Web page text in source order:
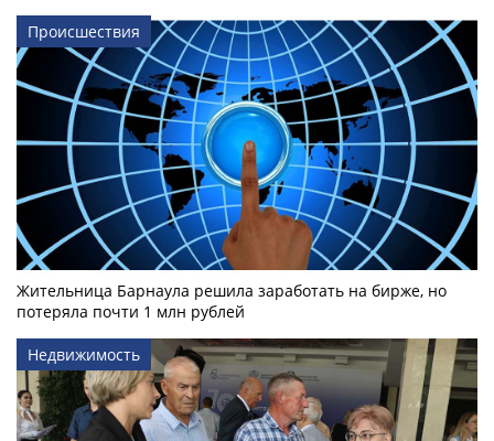
Происшествия
Жительница Барнаула решила заработать на бирже, но
потеряла почти 1 млн рублей
Недвижимость